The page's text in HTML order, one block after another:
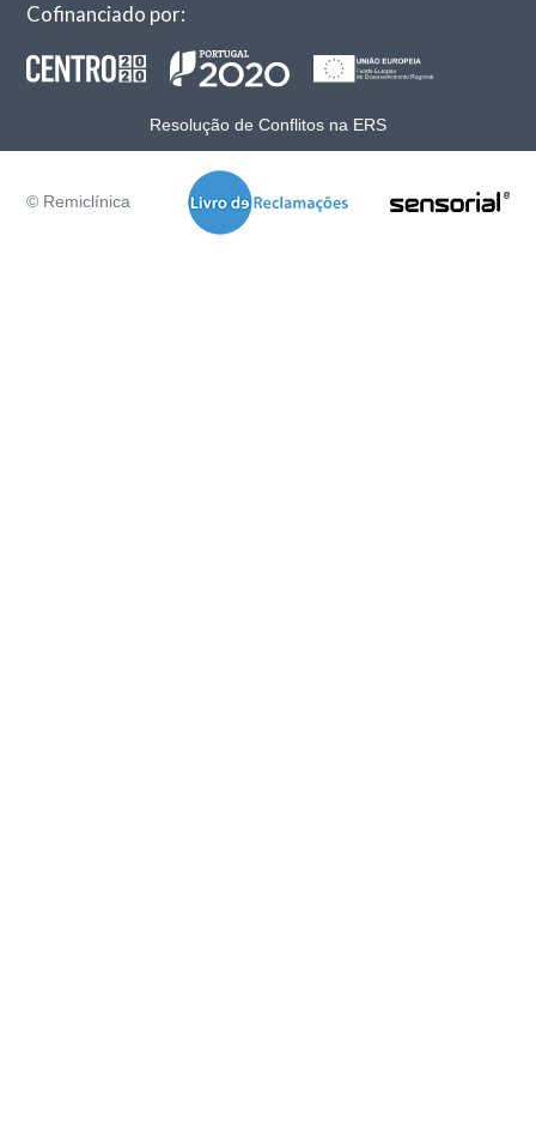
Cofinanciado por:
Resolução de Conflitos na ERS
© Remiclínica